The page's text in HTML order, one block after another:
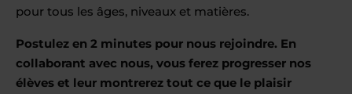
pour tous les âges, niveaux et matières.
Postulez en 2 minutes pour nous rejoindre. En
collaborant avec nous, vous ferez progresser nos
élèves et leur montrerez tout ce que le plaisir